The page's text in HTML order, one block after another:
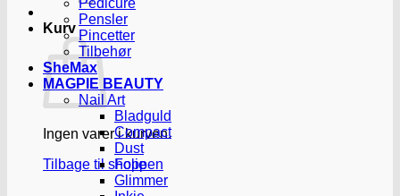
Kurv
Ingen varer i kurven.
Tilbage til shoppen
Pedicure
Pensler
Pincetter
Tilbehør
SheMax
MAGPIE BEAUTY
Nail Art
Bladguld
Compact
Dust
Folie
Glimmer